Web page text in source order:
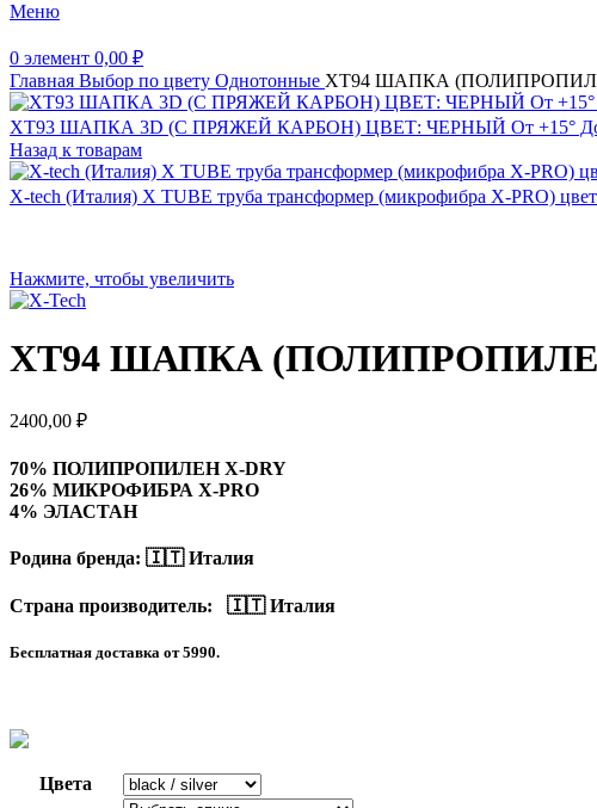
Меню
0 элемент 0,00 ₽
Главная Выбор по цвету Однотонные XT94 ШАПКА
XT93 ШАПКА 3D (С ПРЯЖЕЙ КАРБОН) ЦВЕТ: ЧЕРНЫЙ От +15° До
Назад к товарам
X-tech (Италия) X TUBE труба трансформер (микрофибра X-PRO)
Нажмите, чтобы увеличить
XT94 ШАПКА
2400,00 ₽
70% ПОЛИПРОПИЛЕН X-DRY
26% МИКРОФИБРА X-PRO
4% ЭЛАСТАН
Родина бренда: 🇮🇹 Италия
Страна производитель: 🇮🇹 Италия
Бесплатная доставка от 5990.
Цвета